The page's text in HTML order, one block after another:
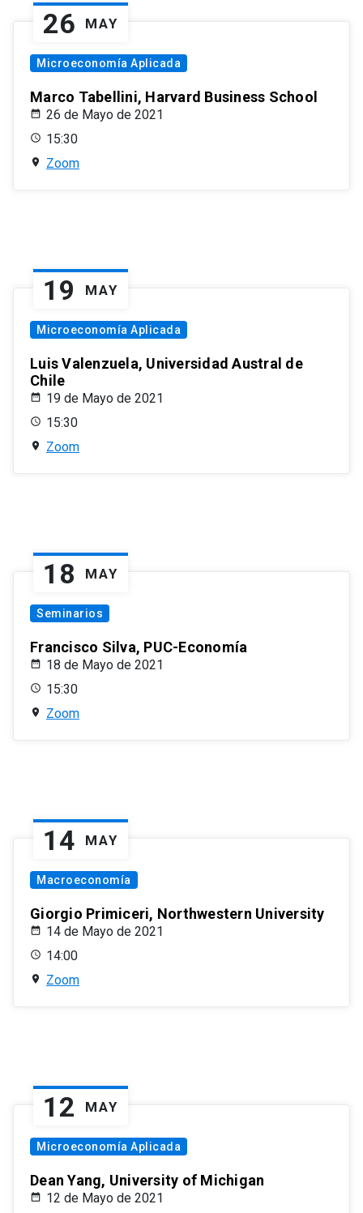
26 MAY
Microeconomía Aplicada
Marco Tabellini, Harvard Business School
26 de Mayo de 2021
15:30
Zoom
19 MAY
Microeconomía Aplicada
Luis Valenzuela, Universidad Austral de
Chile
19 de Mayo de 2021
15:30
Zoom
18 MAY
Seminarios
Francisco Silva, PUC-Economía
18 de Mayo de 2021
15:30
Zoom
14 MAY
Macroeconomía
Giorgio Primiceri, Northwestern University
14 de Mayo de 2021
14:00
Zoom
12 MAY
Microeconomía Aplicada
Dean Yang, University of Michigan
12 de Mayo de 2021